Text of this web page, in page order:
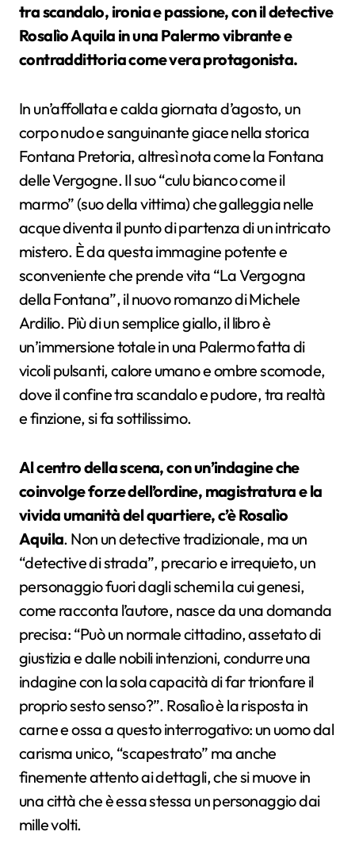
tra scandalo, ironia e passione, con il detective
Rosalìo Aquila in una Palermo vibrante e
contraddittoria come vera protagonista.
In un’affollata e calda giornata d’agosto, un
corpo nudo e sanguinante giace nella storica
Fontana Pretoria, altresì nota come la Fontana
delle Vergogne. Il suo “culu bianco come il
marmo” (suo della vittima) che galleggia nelle
acque diventa il punto di partenza di un intricato
mistero. È da questa immagine potente e
sconveniente che prende vita “La Vergogna
della Fontana”, il nuovo romanzo di Michele
Ardilio. Più di un semplice giallo, il libro è
un’immersione totale in una Palermo fatta di
vicoli pulsanti, calore umano e ombre scomode,
dove il confine tra scandalo e pudore, tra realtà
e finzione, si fa sottilissimo.
Al centro della scena, con un’indagine che
coinvolge forze dell’ordine, magistratura e la
vivida umanità del quartiere, c’è Rosalìo
Aquila. Non un detective tradizionale, ma un
“detective di strada”, precario e irrequieto, un
personaggio fuori dagli schemi la cui genesi,
come racconta l’autore, nasce da una domanda
precisa: “Può un normale cittadino, assetato di
giustizia e dalle nobili intenzioni, condurre una
indagine con la sola capacità di far trionfare il
proprio sesto senso?”. Rosalìo è la risposta in
carne e ossa a questo interrogativo: un uomo dal
carisma unico, “scapestrato” ma anche
finemente attento ai dettagli, che si muove in
una città che è essa stessa un personaggio dai
mille volti.